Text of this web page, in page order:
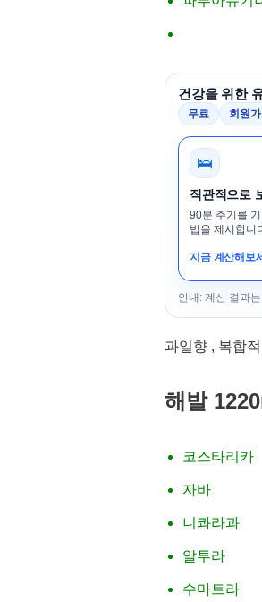
건강을 위한
무료 회원
🛌
직관적으로
90분 주기를
법을 제시합니
지금 계산해보
안내: 계산 결과
과일향 , 복합
해발
코스타리카
자바
니콰라과
알투라
수마트라